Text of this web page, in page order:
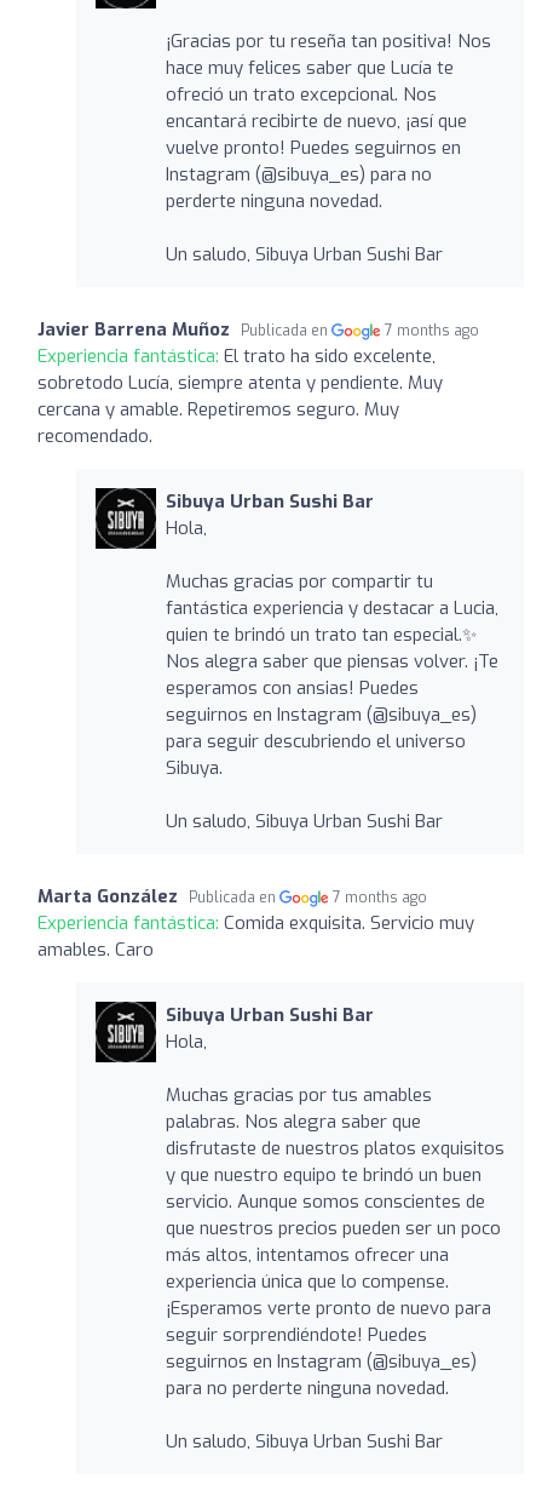
¡Gracias por tu reseña tan positiva! Nos
hace muy felices saber que Lucía te
ofreció un trato excepcional. Nos
encantará recibirte de nuevo, ¡así que
vuelve pronto! Puedes seguirnos en
Instagram (@sibuya_es) para no
perderte ninguna novedad.
Un saludo, Sibuya Urban Sushi Bar
Javier Barrena Muñoz Publicada en 7 months ago
Experiencia fantástica: El trato ha sido excelente,
sobretodo Lucía, siempre atenta y pendiente. Muy
cercana y amable. Repetiremos seguro. Muy
recomendado.
Sibuya Urban Sushi Bar
Hola,
Muchas gracias por compartir tu
fantástica experiencia y destacar a Lucia,
quien te brindó un trato tan especial.✨
Nos alegra saber que piensas volver. ¡Te
esperamos con ansias! Puedes
seguirnos en Instagram (@sibuya_es)
para seguir descubriendo el universo
Sibuya.
Un saludo, Sibuya Urban Sushi Bar
Marta González Publicada en 7 months ago
Experiencia fantástica: Comida exquisita. Servicio muy
amables. Caro
Sibuya Urban Sushi Bar
Hola,
Muchas gracias por tus amables
palabras. Nos alegra saber que
disfrutaste de nuestros platos exquisitos
y que nuestro equipo te brindó un buen
servicio. Aunque somos conscientes de
que nuestros precios pueden ser un poco
más altos, intentamos ofrecer una
experiencia única que lo compense.
¡Esperamos verte pronto de nuevo para
seguir sorprendiéndote! Puedes
seguirnos en Instagram (@sibuya_es)
para no perderte ninguna novedad.
Un saludo, Sibuya Urban Sushi Bar